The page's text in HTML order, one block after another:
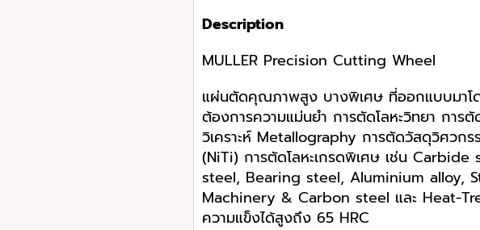
Description
MULLER Precision Cutting Wheel
แผ่นตัดคุณภาพสูง บางพิเศษ ที่ออกแบบมาโ
ต้องการความแม่นยำ การตัดโลหะวิทยา การ
วิเคราะห์ Metallography การตัดวัสดุวิศวก
(NiTi) การตัดโลหะเกรดพิเศษ เช่น
steel, Bearing steel, Aluminium alloy,
Machinery & Carbon steel และ Heat-
ความแข็งได้สูงถึง 65 HRC